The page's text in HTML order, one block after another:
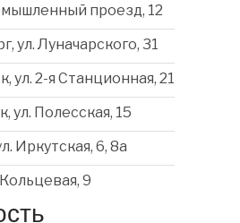
проезд, 12
ул. Луначарского, 31
ул. 2-я Станционная, 21
ул. Полесская, 15
Иркутская, 6, 8a
9